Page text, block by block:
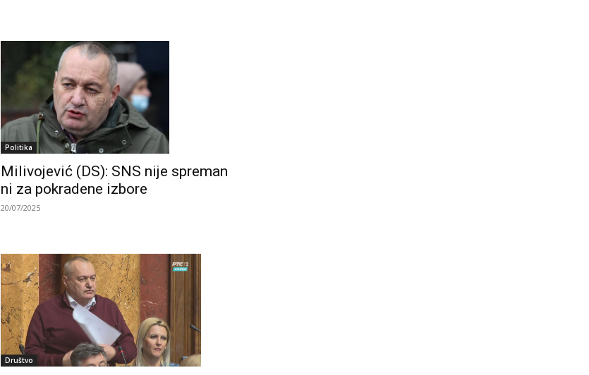
Politika
Milivojević (DS): SNS nije spreman
ni za pokradene izbore
20/07/2025
Društvo